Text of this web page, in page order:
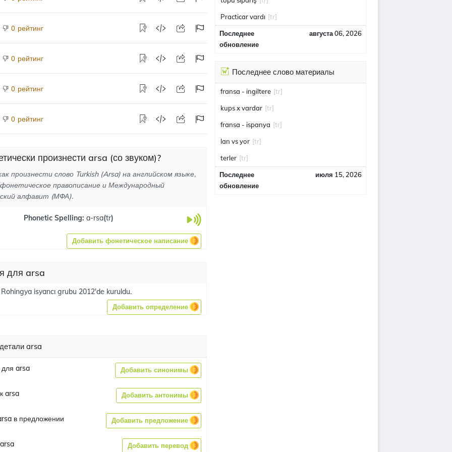
0 рейтинг
0 рейтинг
0 рейтинг
0 рейтинг
произнести arsa (со звуком)?
произнести слово Turkish (Arsa) на английском языке,
фонетическое правописание и Международный
алфавит (МФА).
Phonetic Spelling: a-rsa(tr)
Добавить фонетическое написание
для arsa
isyancı grubu 2012'de kuruldu.
Добавить определение
arsa
arsa Добавить синонимы
arsa Добавить антонимы
в предложении Добавить предложение
Добавить перевод
Practicar vardı [tr]
Последнее
обновление
августа 06, 2026
Последнее слово материалы
fransa - ingiltere [tr]
kups x vardar [tr]
fransa - ispanya [tr]
lan vs yor [tr]
terler [tr]
Последнее
обновление
июля 15, 2026